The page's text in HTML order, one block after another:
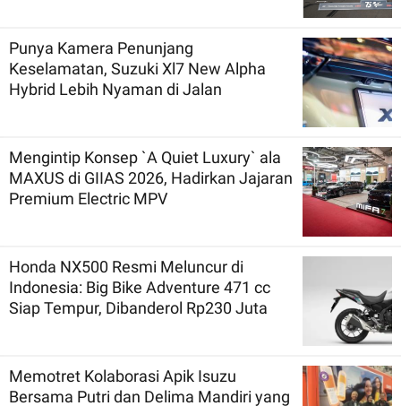
Punya Kamera Penunjang
Keselamatan, Suzuki Xl7 New Alpha
Hybrid Lebih Nyaman di Jalan
Mengintip Konsep `A Quiet Luxury` ala
MAXUS di GIIAS 2026, Hadirkan Jajaran
Premium Electric MPV
Honda NX500 Resmi Meluncur di
Indonesia: Big Bike Adventure 471 cc
Siap Tempur, Dibanderol Rp230 Juta
Memotret Kolaborasi Apik Isuzu
Bersama Putri dan Delima Mandiri yang